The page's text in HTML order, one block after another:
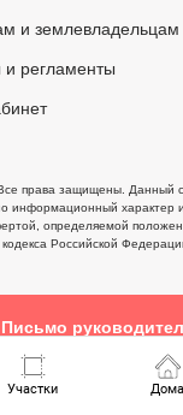
права защищены. Данный
информационный характер
определяемой
Российской
и землевладельцам
регламенты
Письмо
Участки Дома